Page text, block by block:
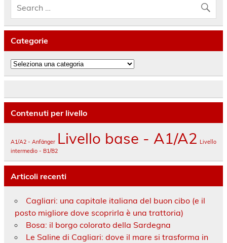
Categorie
Categorie
Contenuti per livello
A1/A2 - Anfänger Livello base - A1/A2 Livello
intermedio - B1/B2
Articoli recenti
Cagliari: una capitale italiana del buon cibo (e il
posto migliore dove scoprirla è una trattoria)
Bosa: il borgo colorato della Sardegna
Le Saline di Cagliari: dove il mare si trasforma in